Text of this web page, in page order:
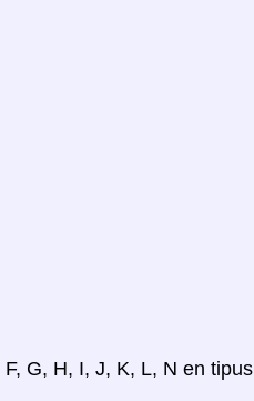
G, H, I, J, K, L, N en tipus